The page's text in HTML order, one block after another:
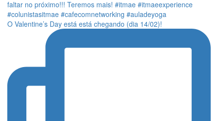
O Valentine’s Day está está chegando (dia 14/02)!